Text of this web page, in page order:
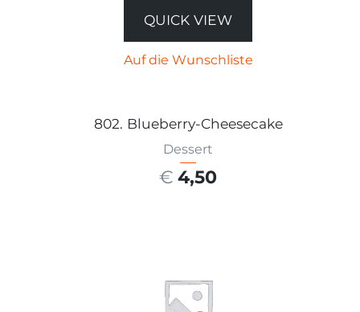
QUICK VIEW
Auf die Wunschliste
802. Blueberry-Cheesecake
Dessert
€ 4,50